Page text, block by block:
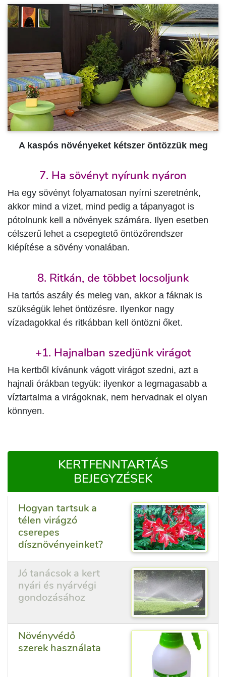
A kaspós növényeket kétszer öntözzük meg
7. Ha sövényt nyírunk nyáron
Ha egy sövényt folyamatosan nyírni szeretnénk,
akkor mind a vizet, mind pedig a tápanyagot is
pótolnunk kell a növények számára. Ilyen esetben
célszerű lehet a csepegtető öntözőrendszer
kiépítése a sövény vonalában.
8. Ritkán, de többet locsoljunk
Ha tartós aszály és meleg van, akkor a fáknak is
szükségük lehet öntözésre. Ilyenkor nagy
vízadagokkal és ritkábban kell öntözni őket.
+1. Hajnalban szedjünk virágot
Ha kertből kívánunk vágott virágot szedni, azt a
hajnali órákban tegyük: ilyenkor a legmagasabb a
víztartalma a virágoknak, nem hervadnak el olyan
könnyen.
KERTFENNTARTÁS
BEJEGYZÉSEK
Hogyan tartsuk a
télen virágzó
cserepes
dísznövényeinket?
Jó tanácsok a kert
nyári és nyárvégi
gondozásához
Növényvédő
szerek használata